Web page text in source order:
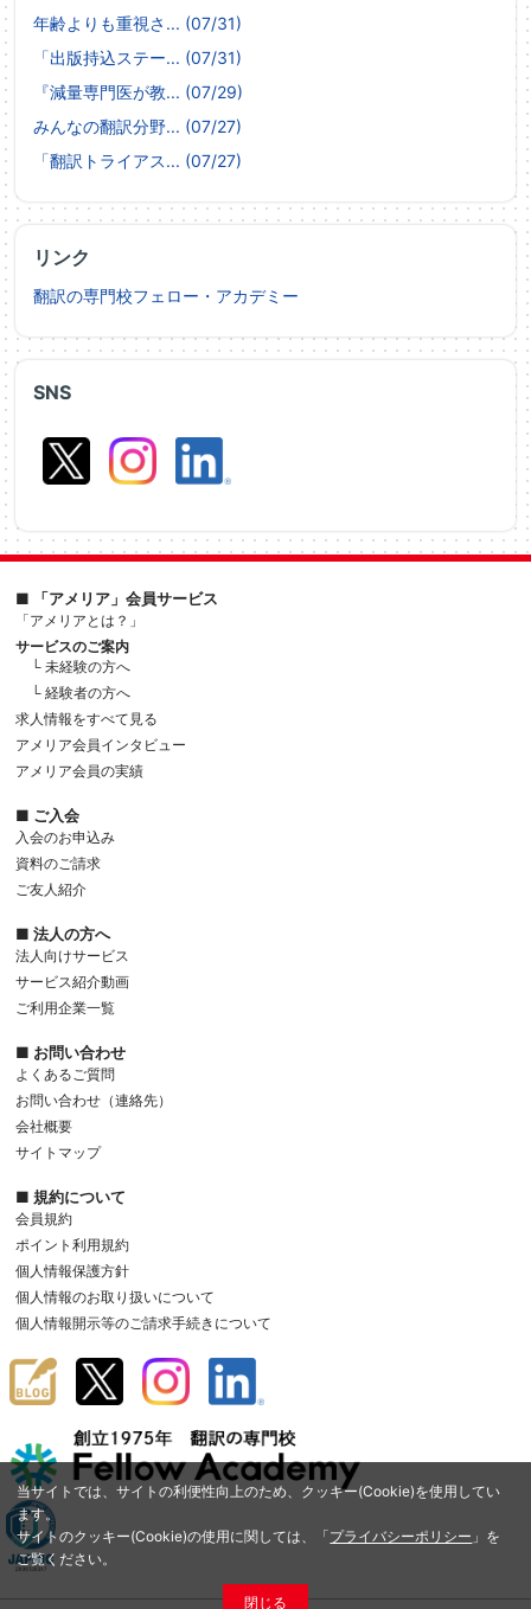
当サイトでは、サイトの利便性向上のため、クッキー(Cookie)を使用してい
ます。
サイトのクッキー(Cookie)の使用に関しては、「プライバシーポリシー 」を
ご覧ください。
閉じる
SNS
年齢よりも重視さ... (07/31)
「出版持込ステー... (07/31)
『減量専門医が教... (07/29)
みんなの翻訳分野... (07/27)
「翻訳トライアス... (07/27)
リンク
翻訳の専門校フェロー・アカデミー
■ 「アメリア」会員サービス
「アメリアとは？」
サービスのご案内
└ 未経験の方へ
└ 経験者の方へ
求人情報をすべて見る
アメリア会員インタビュー
アメリア会員の実績
■ ご入会
入会のお申込み
資料のご請求
ご友人紹介
■ 法人の方へ
法人向けサービス
サービス紹介動画
ご利用企業一覧
■ お問い合わせ
よくあるご質問
お問い合わせ（連絡先）
会社概要
サイトマップ
■ 規約について
会員規約
ポイント利用規約
個人情報保護方針
個人情報のお取り扱いについて
個人情報開示等のご請求手続きについて